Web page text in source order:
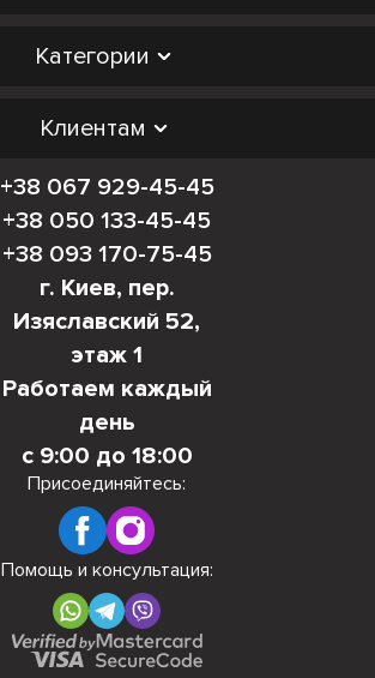
Категории
Клиентам
+38 067 929-45-45
+38 050 133-45-45
+38 093 170-75-45
г. Киев, пер.
Изяславский 52,
этаж 1
Работаем каждый
день
с 9:00 до 18:00
Присоединяйтесь:
Помощь и консультация: